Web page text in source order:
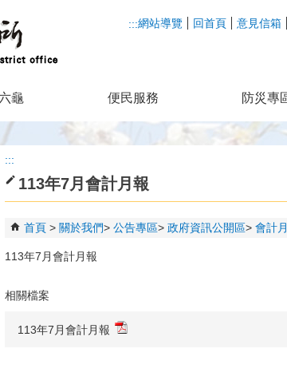
:::網站導覽 回首頁 意見信箱
龜 便民服務 防災專
:::
113年7月會計月報
首頁 關於我們 公告專區 政府資訊公開區 會計
113年7月會計月報
相關檔案
113年7月會計月報